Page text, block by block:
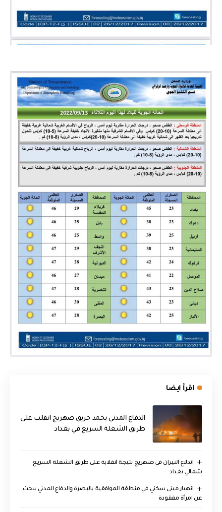
اقرأ ايضا
الدفاع المدني يخمد حريق صهريج انقلب على
طريق الشعلة السريع في بغداد
اندلاع النيران في صهريج نتيجة انقلابه على طريق الشعلة السريع
شمالي بغداد
انهيار مبنى سكني في منطقة الموافقية بالبصرة والدفاع المدني يبحث
عن امرأة مفقودة